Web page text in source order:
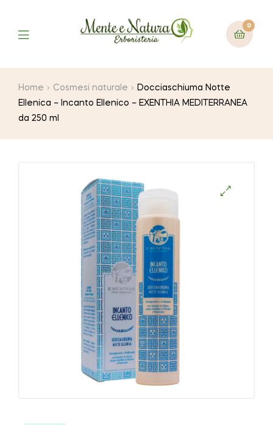
0
Home Cosmesi naturale
Docciaschiuma Notte
Ellenica – Incanto Ellenico – EXENTHIA MEDITERRANEA
da 250 ml